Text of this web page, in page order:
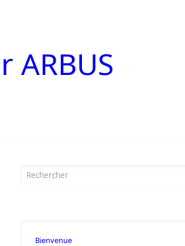
ARBUS
Formulaire de recherche
Bienvenue